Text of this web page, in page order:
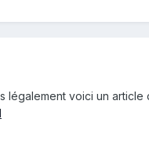
légalement voici un